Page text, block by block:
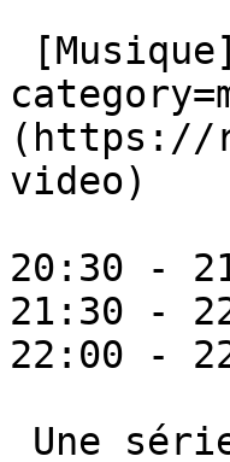
(https://
video)
20:30 -
21:30 -
22:00 -